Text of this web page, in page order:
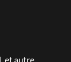
et autre